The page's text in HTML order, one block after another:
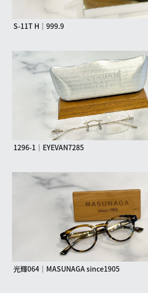
S-11T H｜999.9
1296-1｜EYEVAN7285
光輝064｜MASUNAGA since1905